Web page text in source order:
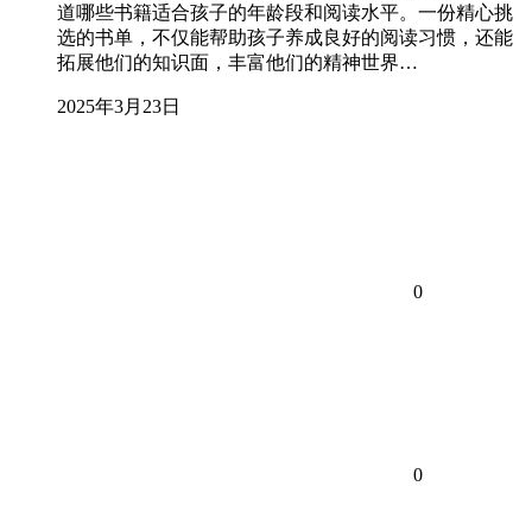
道哪些书籍适合孩子的年龄段和阅读水平。一份精心挑
选的书单，不仅能帮助孩子养成良好的阅读习惯，还能
拓展他们的知识面，丰富他们的精神世界…
2025年3月23日
0
0